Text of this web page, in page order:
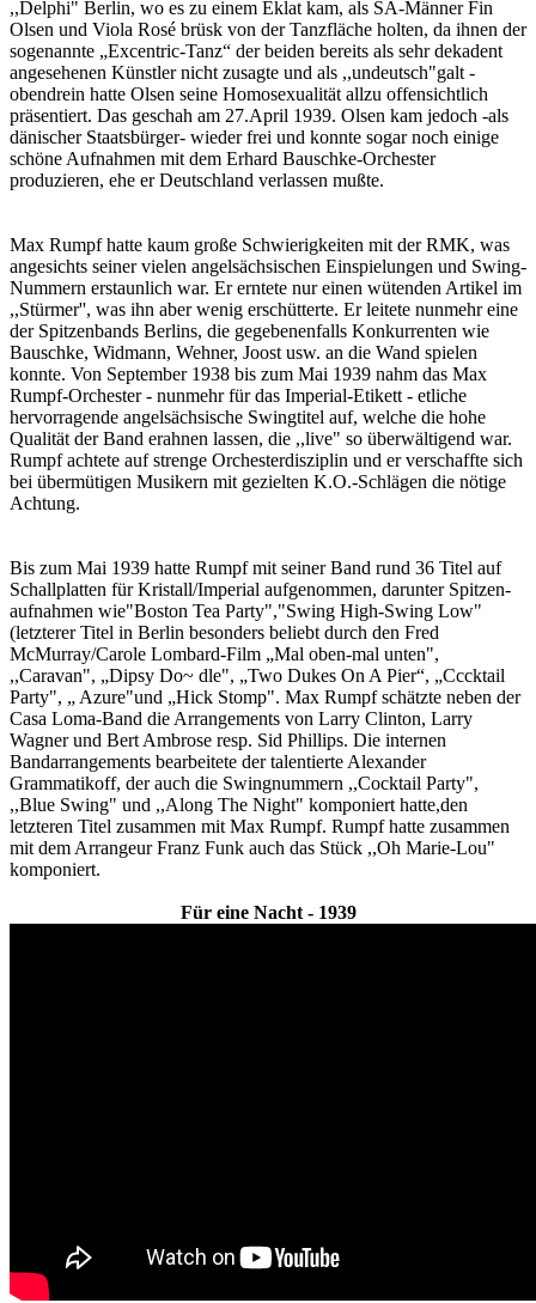
,,Delphi" Berlin, wo es zu einem Eklat kam, als SA-Männer Fin
Olsen und Viola Rosé brüsk von der Tanzfläche holten, da ihnen der
sogenannte „Excentric-Tanz“ der beiden bereits als sehr dekadent
angesehenen Künstler nicht zusagte und als ,,undeutsch"galt -
obendrein hatte Olsen seine Homosexualität allzu offensichtlich
präsentiert. Das geschah am 27.April 1939. Olsen kam jedoch -als
dänischer Staatsbürger- wieder frei und konnte sogar noch einige
schöne Aufnahmen mit dem Erhard Bauschke-Orchester
produzieren, ehe er Deutschland verlassen mußte.
Max Rumpf hatte kaum große Schwierigkeiten mit der RMK, was
angesichts seiner vielen angelsächsischen Einspielungen und Swing-
Nummern erstaunlich war. Er erntete nur einen wütenden Artikel im
,,Stürmer'', was ihn aber wenig erschütterte. Er leitete nunmehr eine
der Spitzenbands Berlins, die gegebenenfalls Konkurrenten wie
Bauschke, Widmann, Wehner, Joost usw. an die Wand spielen
konnte. Von September 1938 bis zum Mai 1939 nahm das Max
Rumpf-Orchester - nunmehr für das Imperial-Etikett - etliche
hervorragende angelsächsische Swingtitel auf, welche die hohe
Qualität der Band erahnen lassen, die ,,live" so überwältigend war.
Rumpf achtete auf strenge Orchesterdisziplin und er verschaffte sich
bei übermütigen Musikern mit gezielten K.O.-Schlägen die nötige
Achtung.
Bis zum Mai 1939 hatte Rumpf mit seiner Band rund 36 Titel auf
Schallplatten für Kristall/Imperial aufgenommen, darunter Spitzen-
aufnahmen wie"Boston Tea Party","Swing High-Swing Low"
(letzterer Titel in Berlin besonders beliebt durch den Fred
McMurray/Carole Lombard-Film „Mal oben-mal unten",
,,Caravan", „Dipsy Do~ dle", „Two Dukes On A Pier“, „Cccktail
Party", „ Azure"und „Hick Stomp". Max Rumpf schätzte neben der
Casa Loma-Band die Arrangements von Larry Clinton, Larry
Wagner und Bert Ambrose resp. Sid Phillips. Die internen
Bandarrangements bearbeitete der talentierte Alexander
Grammatikoff, der auch die Swingnummern ,,Cocktail Party",
,,Blue Swing" und ,,Along The Night" komponiert hatte,den
letzteren Titel zusammen mit Max Rumpf. Rumpf hatte zusammen
mit dem Arrangeur Franz Funk auch das Stück ,,Oh Marie-Lou"
komponiert.
Für eine Nacht - 1939